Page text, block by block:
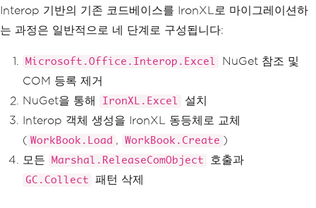
Interop 기반의 기존 코드베이스를 IronXL로 마이그레이션하
는 과정은 일반적으로 네 단계로 구성됩니다:
Microsoft.Office.Interop.Excel
NuGet 참조 및
COM 등록 제거
NuGet을 통해
IronXL.Excel
설치
Interop 객체 생성을 IronXL 동등체로 교체
( WorkBook.Load , WorkBook.Create )
모든
Marshal.ReleaseComObject 호출과
GC.Collect 패턴 삭제